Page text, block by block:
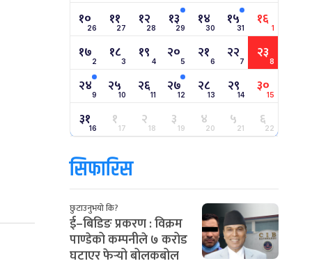
१०26 ११27 १२28 १३29 १४30 १५31 १६ 1
१७2 १८3 १९ 4 २०5 २१6 २२7 २३8
२४9 २५10 २६11 २७12 २८13 २९14 ३०15
३१16 १17 २18 ३19 ४20 ५21 ६22
सिफारिस
छुटाउनुभयो कि?
ई–बिडिङ प्रकरण : विक्रम
पाण्डेको कम्पनीले ७ करोड
घटाएर फेर्‍यो बोलकबोल